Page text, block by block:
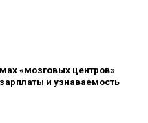
«мозговых центров»
и узнаваемость